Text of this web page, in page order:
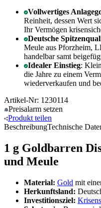
Vollwertiges
Reinheit, dessen Wert
Ihr Vermögen
Deutsche
Meule aus Pforzheim,
handelbar samt
Idealer Einstieg:
die Jahre zu einem
wiederverkaufen und
Artikel-Nr: 1230114
Preisalarm setzen
Produkt teilen
BeschreibungTechnische
1 g Goldbarren
und Meule
Material: Gold mit
Herkunftsland:
Investitionsziel: